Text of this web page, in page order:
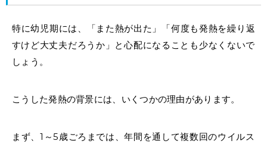
特に幼児期には、「また熱が出た」「何度も発熱を繰り返
すけど大丈夫だろうか」と心配になることも少なくないで
しょう。
こうした発熱の背景には、いくつかの理由があります。
まず、1～5歳ごろまでは、年間を通して複数回のウイルス